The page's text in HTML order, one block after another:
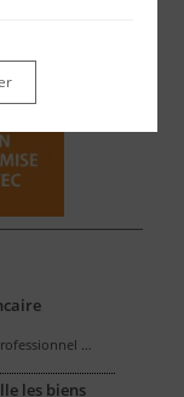
…
les biens